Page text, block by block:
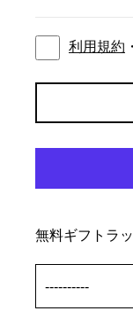
利用規約 ・
無料ギフトラ